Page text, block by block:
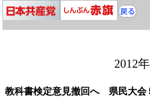
2012
教科書検定意見撤回へ 県民大会